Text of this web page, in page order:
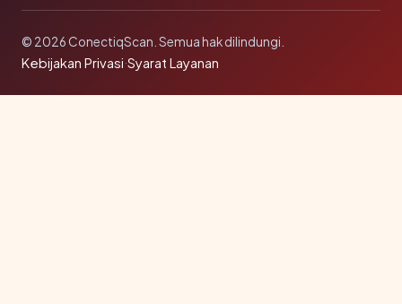
© 2026 ConectiqScan. Semua hak dilindungi.
Kebijakan Privasi·Syarat Layanan